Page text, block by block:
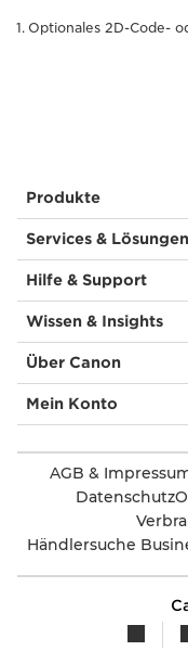
Optionales 2D-Code-
Produkte
Services & Lösungen
Hilfe & Support
Wissen & Insights
Über Canon
Mein Konto
AGB &
Datenschutz
Händlersuche